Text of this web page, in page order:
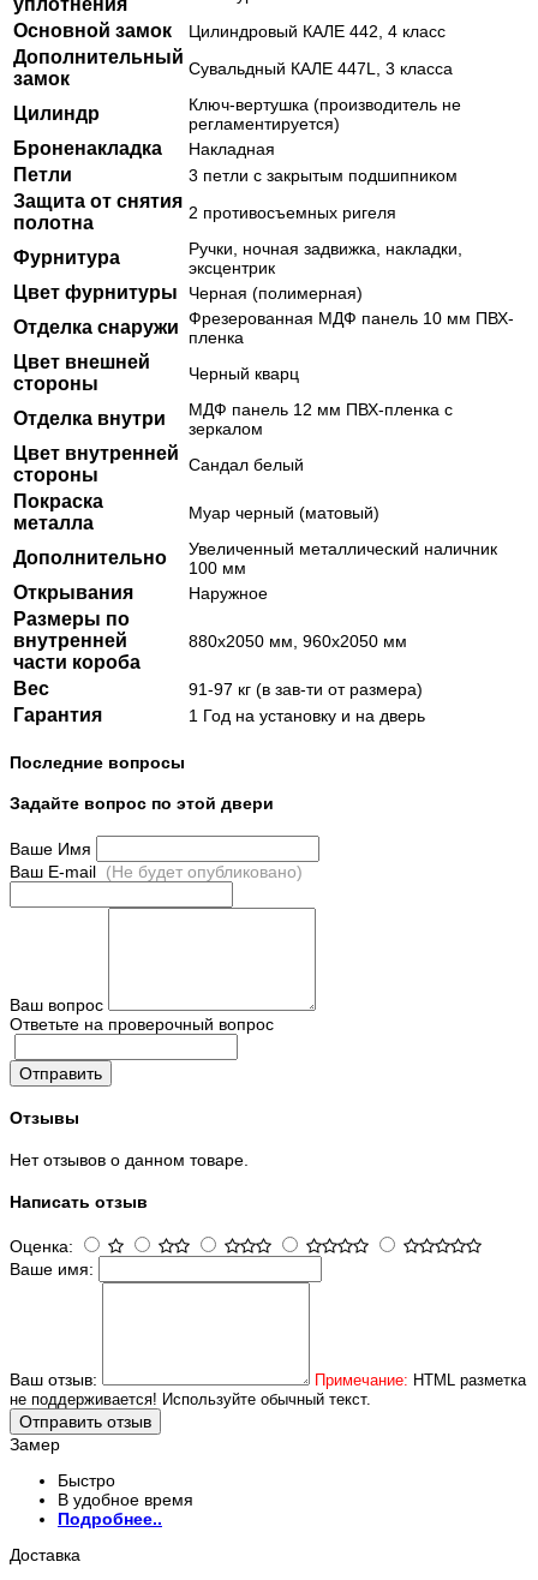
Основной замок Цилиндровый КАЛЕ 442, 4 класс
Дополнительный
замок
Сувальдный КАЛЕ 447L, 3 класса
Цилиндр
Ключ-вертушка (производитель не
регламентируется)
Броненакладка Накладная
Петли 3 петли с закрытым подшипником
Защита от снятия
полотна
2 противосъемных ригеля
Фурнитура
Ручки, ночная задвижка, накладки,
эксцентрик
Цвет фурнитуры Черная (полимерная)
Отделка снаружи Фрезерованная МДФ панель 10 мм ПВХ-
пленка
Цвет внешней
стороны
Черный кварц
Отделка внутри
МДФ панель 12 мм ПВХ-пленка с
зеркалом
Цвет внутренней
стороны
Сандал белый
Покраска
металла
Муар черный (матовый)
Дополнительно
Увеличенный металлический наличник
100 мм
Открывания Наружное
Размеры по
внутренней
части короба
880х2050 мм, 960х2050 мм
Вес 91-97 кг (в зав-ти от размера)
Гарантия 1 Год на установку и на дверь
Последние вопросы
Задайте вопрос по этой двери
Ваше Имя
Ваш E-mail (Не будет опубликовано)
Ваш вопрос
Ответьте на проверочный вопрос
Отправить
Отзывы
Нет отзывов о данном товаре.
Написать отзыв
Оценка:
Ваше имя:
Ваш отзыв: Примечание: HTML разметка
не поддерживается! Используйте обычный текст.
Отправить отзыв
Замер
Быстро
В удобное время
Подробнее..
Доставка